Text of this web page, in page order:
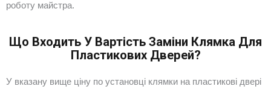
роботу майстра.
Що Входить У Вартість Заміни Клямка Для
Пластикових Дверей?
У вказану вище ціну по установці клямки на пластикові двері